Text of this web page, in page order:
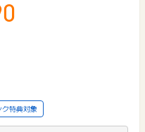
ク特典対象